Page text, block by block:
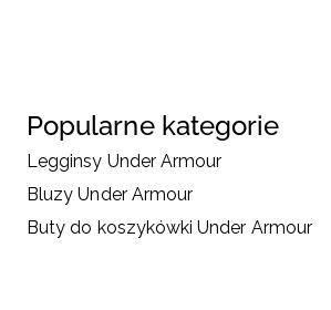
Popularne kategorie
Legginsy Under Armour
Bluzy Under Armour
Buty do koszykówki Under Armour